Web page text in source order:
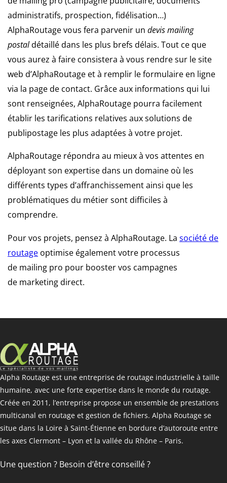
administratifs, prospection, fidélisation…)
AlphaRoutage vous fera parvenir un devis mailing
postaldétaillé dans les plus brefs délais. Tout ce que
vous aurez à faire consistera à vous rendre sur le site
web d’AlphaRoutage et à remplir le formulaire en ligne
via la page de contact. Grâce aux informations qui lui
sont renseignées, AlphaRoutage pourra facilement
établir les tarifications relatives aux solutions de
publipostage les plus adaptées à votre projet.
AlphaRoutage répondra au mieux à vos attentes en
déployant son expertise dans un domaine où les
différents types d’affranchissement ainsi que les
problématiques du métier sont difficiles à
comprendre.
Pour vos projets, pensez à AlphaRoutage. La société de
routage optimise également votre processus
de mailing pro pour booster vos campagnes
de marketing direct.
Alpha Routage est une entreprise de routage industrielle à taille
humaine, avec une forte expertise dans le monde du routage.
Créée en 2011, l’entreprise propose un ensemble de prestations
multicanal en routage et gestion de fichiers. Alpha Routage se
situe dans la Loire à Saint-Étienne en bordure d’autoroute entre
les axes Clermont – Lyon et la vallée du Rhône – Paris.
Une question ? Besoin d’être conseillé ?